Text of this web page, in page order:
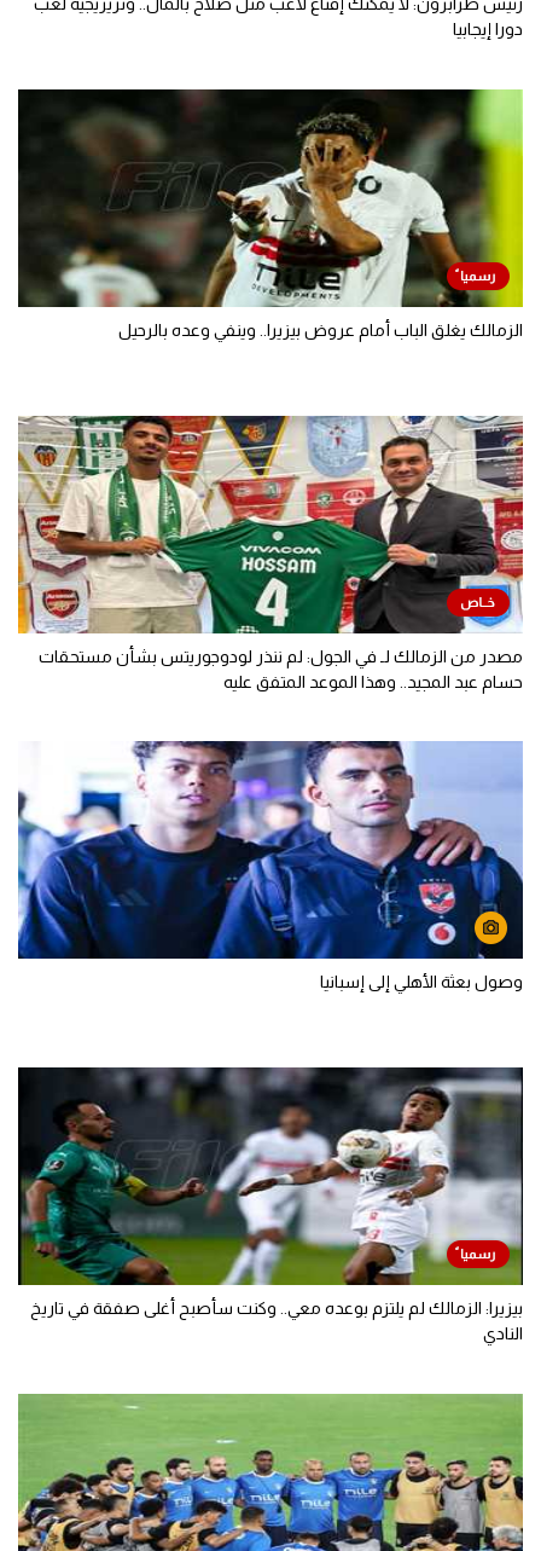
رئيس طرابزون: لا يمكنك إقناع لاعب مثل صلاح بالمال.. وتريزيجيه لعب
دورا إيجابيا
الزمالك يغلق الباب أمام عروض بيزيرا.. وينفي وعده بالرحيل
مصدر من الزمالك لـ في الجول: لم ننذر لودوجوريتس بشأن مستحقات
حسام عبد المجيد.. وهذا الموعد المتفق عليه
وصول بعثة الأهلي إلى إسبانيا
بيزيرا: الزمالك لم يلتزم بوعده معي.. وكنت سأصبح أغلى صفقة في تاريخ
النادي